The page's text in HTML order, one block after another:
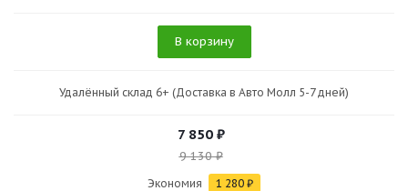
В корзину
Удалённый склад 6+ (Доставка в Авто Молл 5-7 дней)
7 850₽
9 130₽
Экономия 1 280 ₽